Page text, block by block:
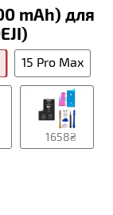
mAh) для
15 Pro Max
1658₴